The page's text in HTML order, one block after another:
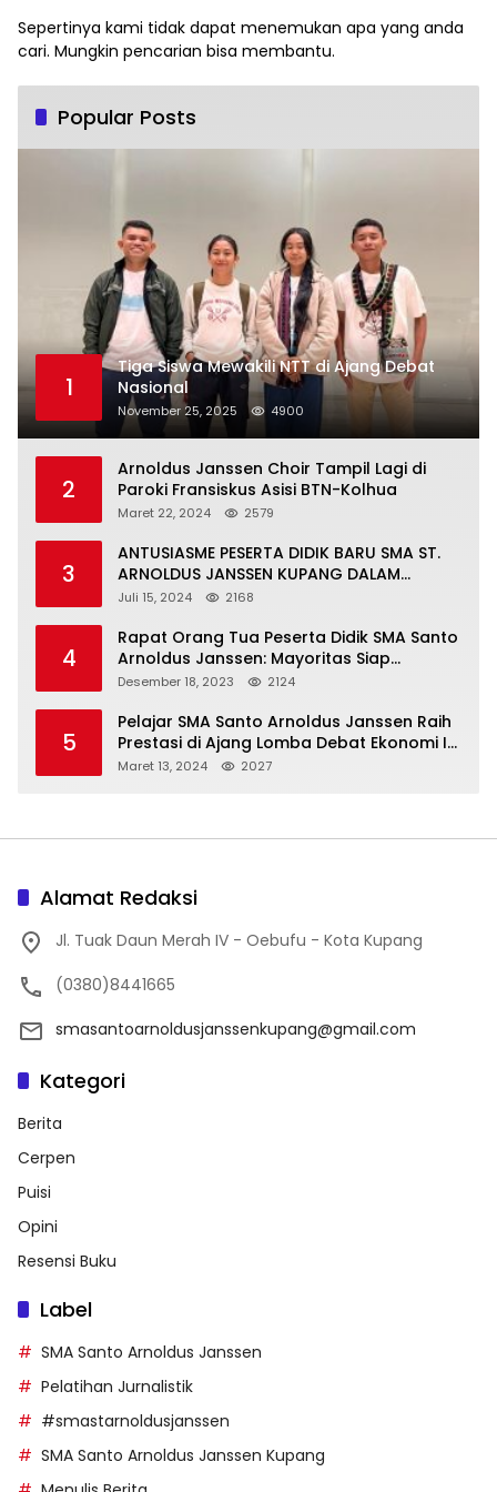
Sepertinya kami tidak dapat menemukan apa yang anda
cari. Mungkin pencarian bisa membantu.
Popular Posts
1
Tiga Siswa Mewakili NTT di Ajang Debat
Nasional
November 25, 2025 4900
2
Arnoldus Janssen Choir Tampil Lagi di
Paroki Fransiskus Asisi BTN-Kolhua
Maret 22, 2024 2579
3
ANTUSIASME PESERTA DIDIK BARU SMA ST.
ARNOLDUS JANSSEN KUPANG DALAM
MENGIKUTI MPLS HARI PERTAMA
Juli 15, 2024 2168
4
Rapat Orang Tua Peserta Didik SMA Santo
Arnoldus Janssen: Mayoritas Siap
Mendukung Komite Sekolah
Desember 18, 2023 2124
5
Pelajar SMA Santo Arnoldus Janssen Raih
Prestasi di Ajang Lomba Debat Ekonomi IV,
Gelar Best Speaker Diraih Viantri Azi
Maret 13, 2024 2027
Alamat Redaksi
Jl. Tuak Daun Merah IV - Oebufu - Kota Kupang
(0380)8441665
smasantoarnoldusjanssenkupang@gmail.com
Kategori
Berita
Cerpen
Puisi
Opini
Resensi Buku
Label
SMA Santo Arnoldus Janssen
Pelatihan Jurnalistik
#smastarnoldusjanssen
SMA Santo Arnoldus Janssen Kupang